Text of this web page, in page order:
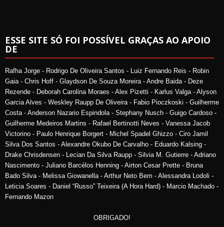
ESSE SITE SÓ FOI POSSÍVEL GRAÇAS AO APOIO
DE
Rafha Jorge - Rodrigo De Oliveira Santos - Luiz Fernando Reis - Robin
Gaia - Chris Hoff - Glaydson De Souza Moreira - Andre Baida - Deze
Rezende - Deborah Carolina Moraes - Alex Pizetti - Karlus Valga - Alyson
Garcia Alves - Weskley Raupp De Oliveira - Fabio Pioczkoski - Guilherme
Costa - Anderson Nazario Espindola - Stephany Nusch - Guigo Cardoso -
Guilherme Medeiros Martins - Rafael Bertinotti Neves - Vanessa Jacob
Victorino - Paulo Henrique Borgert - Michel Spadel Ghizzo - Ciro Jamil
Silva Dos Santos - Alexandre Okubo De Carvalho - Eduardo Kalsing -
Drake Chrisdensen - Lecian Da Silva Raupp - Silvia M. Gutierre - Adriano
Nascimento - Juliano Barcélos Henning - Airton Cesar Prette - Bruna
Bado Silva - Melissa Giowanella - Arthur Neto Bem - Alessandra Lodoli -
Leticia Soares - Daniel “Russo” Teixeira (A Hora Hard) - Marcio Machado -
Fernando Mazon
OBRIGADO!